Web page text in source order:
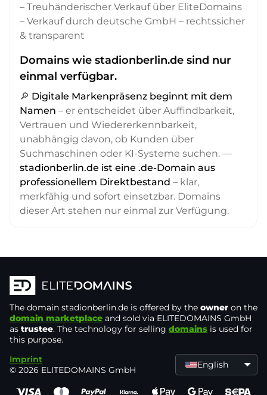
– Treuhänderischer Verkauf über EliteDomains
– Verkauf durch deutsche GmbH – rechtssicher
& transparent
Domains wie stadionberlin.de sind nur
einmal verfügbar.
🔎 Digitale Markenpräsenz beginnt mit dem
Namen – er entscheidet über Auffindbarkeit,
Vertrauen und Wiedererkennbarkeit,
unabhängig davon, ob Kunden über
Suchmaschinen oder KI-Systeme suchen. —
stadionberlin.de ist eine .de-Domain aus
professionellem Direktbestand – klar,
merkfähig und sofort einsetzbar. Domains
dieser Art stehen nur einmal zur Verfügung.
The domain stadionberlin.de is offered by the owner on the
domain marketplace and sold via ELITEDOMAINS GmbH
as trustee. The technology for selling domains is used for
this purpose.
Imprint
© 2026 ELITEDOMAINS GmbH
English